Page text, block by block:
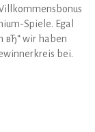
Spiele. Egal
вЂ“ wir haben
bei.